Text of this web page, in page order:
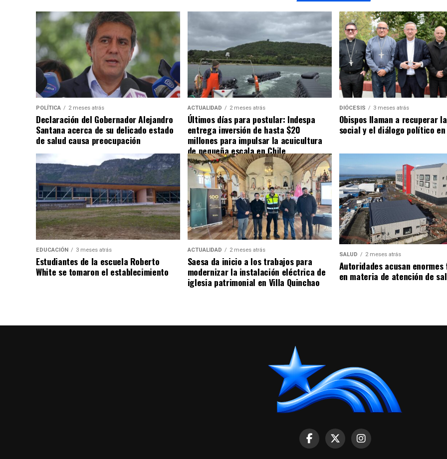
POLÍTICA 2 meses atrás
Declaración del Gobernador Alejandro
Santana acerca de su delicado estado
de salud causa preocupación
ACTUALIDAD 2 meses atrás
Últimos días para postular: Indespa
entrega inversión de hasta $20
millones para impulsar la acuicultura
de pequeña escala en Chile
DIÓCESIS 3 meses atrás
Obispos llaman a recuperar
social y el diálogo político
EDUCACIÓN 3 meses atrás
Estudiantes de la escuela Roberto
White se tomaron el establecimiento
ACTUALIDAD 2 meses atrás
Saesa da inicio a los trabajos para
modernizar la instalación eléctrica de
iglesia patrimonial en Villa Quinchao
SALUD 2 meses atrás
Autoridades acusan
en materia de atención de